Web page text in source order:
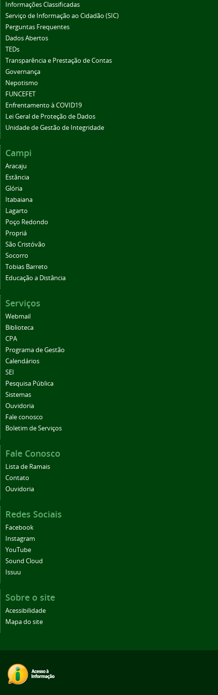
Informações Classificadas
Serviço de Informação ao Cidadão (SIC)
Perguntas Frequentes
Dados Abertos
TEDs
Transparência e Prestação de Contas
Governança
Nepotismo
FUNCEFET
Enfrentamento à COVID19
Lei Geral de Proteção de Dados
Unidade de Gestão de Integridade
Campi
Aracaju
Estância
Glória
Itabaiana
Lagarto
Poço Redondo
Propriá
São Cristóvão
Socorro
Tobias Barreto
Educação a Distância
Serviços
Webmail
Biblioteca
CPA
Programa de Gestão
Calendários
SEI
Pesquisa Pública
Sistemas
Ouvidoria
Fale conosco
Boletim de Serviços
Fale Conosco
Lista de Ramais
Contato
Ouvidoria
Redes Sociais
Facebook
Instagram
YouTube
Sound Cloud
Issuu
Sobre o site
Acessibilidade
Mapa do site